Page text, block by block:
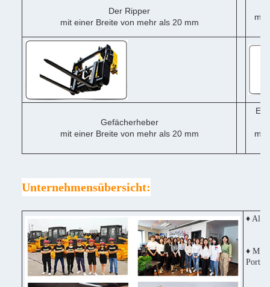
Der Ripper
mit einer Breite von mehr als 20 mm
mit
Gefächerheber
mit einer Breite von mehr als 20 mm
mit
Unternehmensübersicht:
♦ Alle
♦